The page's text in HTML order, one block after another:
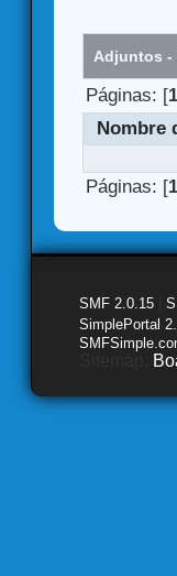
Adjuntos -
Páginas: [
Nombre
Páginas: [
SMF 2.0.15
SimplePortal